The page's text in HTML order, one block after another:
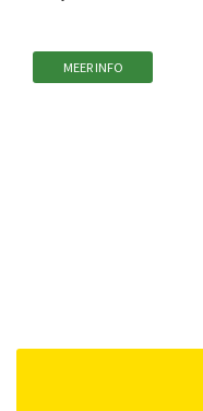
MEER INFO